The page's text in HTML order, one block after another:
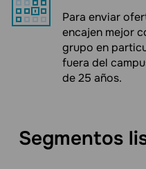
Para enviar
encajen mejor
grupo en
fuera del
de 25 años.
Segmentos